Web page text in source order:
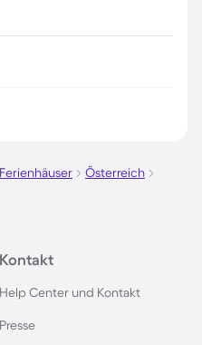
Österreich
Kontakt
Help Center und Kontakt
Presse